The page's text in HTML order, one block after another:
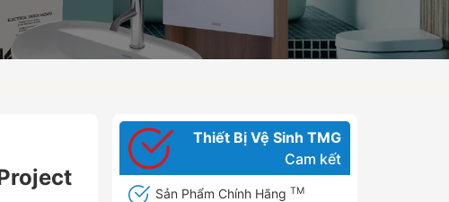
Thiết Bị Vệ Sinh TMG
Cam kết
Sản Phẩm Chính Hãng TM